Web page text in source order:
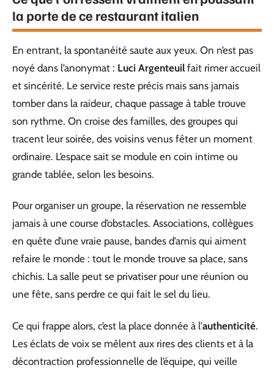
la porte de ce restaurant italien
En entrant, la spontanéité saute aux yeux. On n’est pas
noyé dans l’anonymat : Luci Argenteuil fait rimer accueil
et sincérité. Le service reste précis mais sans jamais
tomber dans la raideur, chaque passage à table trouve
son rythme. On croise des familles, des groupes qui
tracent leur soirée, des voisins venus fêter un moment
ordinaire. L’espace sait se module en coin intime ou
grande tablée, selon les besoins.
Pour organiser un groupe, la réservation ne ressemble
jamais à une course d’obstacles. Associations, collègues
en quête d’une vraie pause, bandes d’amis qui aiment
refaire le monde : tout le monde trouve sa place, sans
chichis. La salle peut se privatiser pour une réunion ou
une fête, sans perdre ce qui fait le sel du lieu.
Ce qui frappe alors, c’est la place donnée à l’authenticité.
Les éclats de voix se mêlent aux rires des clients et à la
décontraction professionnelle de l’équipe, qui veille